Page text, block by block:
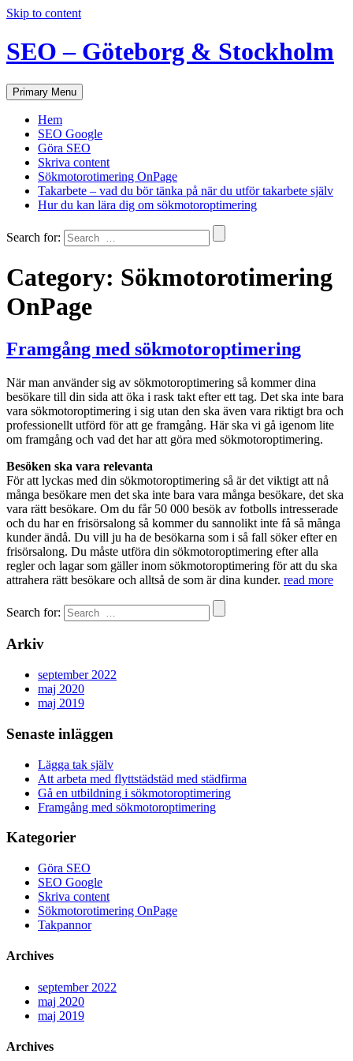
Skip to content
SEO – Göteborg & Stockholm
Primary Menu
Hem
SEO Google
Göra SEO
Skriva content
Sökmotorotimering OnPage
Takarbete – vad du bör tänka på när du utför takarbete själv
Hur du kan lära dig om sökmotoroptimering
Search for:
Category: Sökmotorotimering
OnPage
Framgång med sökmotoroptimering
När man använder sig av sökmotoroptimering så kommer dina
besökare till din sida att öka i rask takt efter ett tag. Det ska inte bara
vara sökmotoroptimering i sig utan den ska även vara riktigt bra och
professionellt utförd för att ge framgång. Här ska vi gå igenom lite
om framgång och vad det har att göra med sökmotoroptimering.
Besöken ska vara relevanta
För att lyckas med din sökmotoroptimering så är det viktigt att nå
många besökare men det ska inte bara vara många besökare, det ska
vara rätt besökare. Om du får 50 000 besök av fotbolls intresserade
och du har en frisörsalong så kommer du sannolikt inte få så många
kunder ändå. Du vill ju ha de besökarna som i så fall söker efter en
frisörsalong. Du måste utföra din sökmotoroptimering efter alla
regler och lagar som gäller inom sökmotoroptimering för att du ska
attrahera rätt besökare och alltså de som är dina kunder. read more
Search for:
Arkiv
september 2022
maj 2020
maj 2019
Senaste inläggen
Lägga tak själv
Att arbeta med flyttstädstäd med städfirma
Gå en utbildning i sökmotoroptimering
Framgång med sökmotoroptimering
Kategorier
Göra SEO
SEO Google
Skriva content
Sökmotorotimering OnPage
Takpannor
Archives
september 2022
maj 2020
maj 2019
Archives